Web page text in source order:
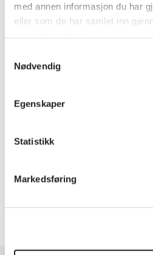
med annen informasjon du har
eller som de har samlet inn
Nødvendig
Egenskaper
Statistikk
Markedsføring
Publisert: 29. oktober 2022 11:32